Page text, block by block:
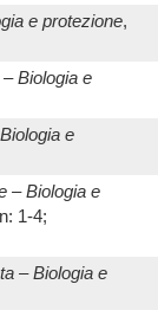
e protezione,
Biologia e
e
– Biologia e
1-4;
– Biologia e